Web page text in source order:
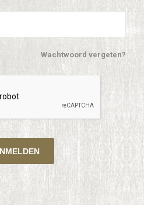
Wachtwoord vergeten?